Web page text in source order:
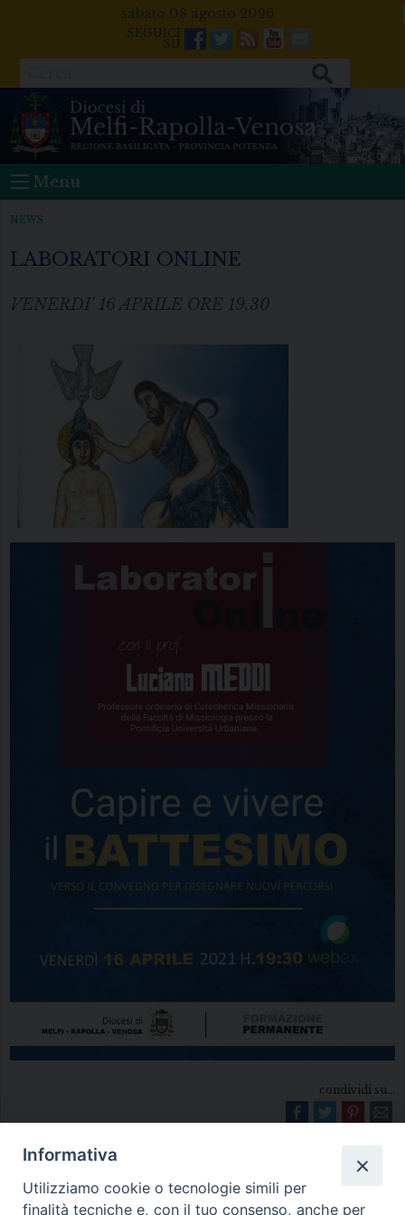
sabato 08 agosto 2026
Facebook
Twitter
FeedsYoutube
Mail
Menu
NEWS
LABORATORI ONLINE
VENERDI' 16 APRILE ORE 19.30
condividi su...
Informativa
Utilizziamo cookie o tecnologie simili per
finalità tecniche e, con il tuo consenso, anche per